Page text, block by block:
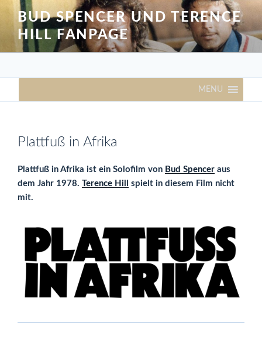
Inhalt
springen
BUD SPENCER UND TERENCE
HILL FANPAGE
MENU
Plattfuß in Afrika
Plattfuß in Afrika ist ein Solofilm von Bud Spencer aus
dem Jahr 1978. Terence Hill
spielt in diesem Film nicht
mit.